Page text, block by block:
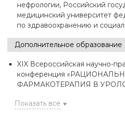
нефрологии, Российский
медицинский университет
по здравоохранению и
Дополнительное образование
XIX Всероссийская научно-
конференция
ФАРМАКОТЕРАПИЯ В
Показать все